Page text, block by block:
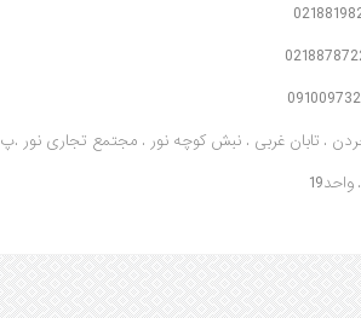
. تابان غربی . نبش کوچه نور . مجتمع تجاری نور .پ